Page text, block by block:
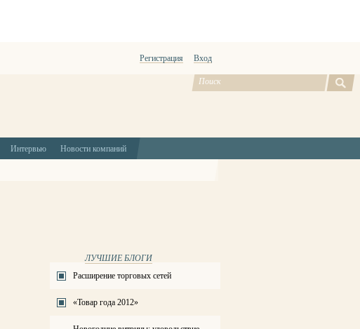
Регистрация Вход
Интервью Новости компаний
ЛУЧШИЕ БЛОГИ
Расширение торговых сетей
«Товар года 2012»